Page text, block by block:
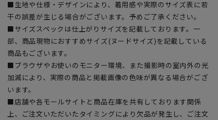
■生地や仕様・デザインにより、着用感や実際のサイズ表に若
干の誤差が生じる場合がございます。予めご了承ください。
■サイズスペックは仕上がりサイズを記載しております。一
部、商品現物におすすめサイズ(ヌードサイズ)を記載している
商品もございます。
■ブラウザやお使いのモニター環境、また撮影時の室内外の光
加減により、実際の商品と掲載画像の色味が異なる場合がござ
います。
■店舗や各モールサイトと商品在庫を共有しております関係
上、ご注文いただいたタイミングにより欠品が発生し、ご注文